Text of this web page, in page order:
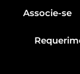
Associe-se